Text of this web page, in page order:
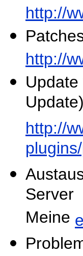
http://
http://
Update)
http://
Server
Meine